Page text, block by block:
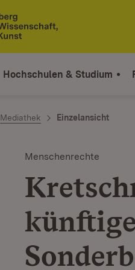
Hochschulen & Studium
Mediathek Einzelansicht
Menschenrechte